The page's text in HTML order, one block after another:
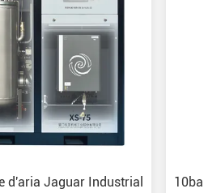
d'aria Jaguar Industrial